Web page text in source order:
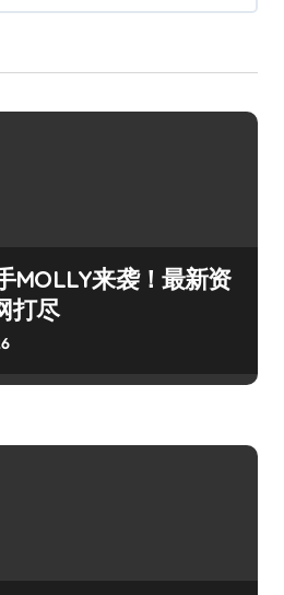
MOLLY来袭！最新资
打尽